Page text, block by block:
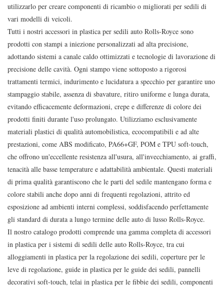
utilizzarlo per creare componenti di ricambio o migliorati per sedili di
vari modelli di veicoli.
Tutti i nostri accessori in plastica per sedili auto Rolls-Royce sono
prodotti con stampi a iniezione personalizzati ad alta precisione,
adottando sistemi a canale caldo ottimizzati e tecnologie di lavorazione di
precisione delle cavità. Ogni stampo viene sottoposto a rigorosi
trattamenti termici, indurimento e lucidatura a specchio per garantire uno
stampaggio stabile, assenza di sbavature, ritiro uniforme e lunga durata,
evitando efficacemente deformazioni, crepe e differenze di colore dei
prodotti finiti durante l'uso prolungato. Utilizziamo esclusivamente
materiali plastici di qualità automobilistica, ecocompatibili e ad alte
prestazioni, come ABS modificato, PA66+GF, POM e TPU soft-touch,
che offrono un'eccellente resistenza all'usura, all'invecchiamento, ai graffi,
tenacità alle basse temperature e adattabilità ambientale. Questi materiali
di prima qualità garantiscono che le parti del sedile mantengano forma e
colore stabili anche dopo anni di frequenti regolazioni, attrito ed
esposizione ad ambienti interni complessi, soddisfacendo perfettamente
gli standard di durata a lungo termine delle auto di lusso Rolls-Royce.
Il nostro catalogo prodotti comprende una gamma completa di accessori
in plastica per i sistemi di sedili delle auto Rolls-Royce, tra cui
alloggiamenti in plastica per la regolazione dei sedili, coperture per le
leve di regolazione, guide in plastica per le guide dei sedili, pannelli
decorativi soft-touch, telai in plastica per le fibbie dei sedili, componenti